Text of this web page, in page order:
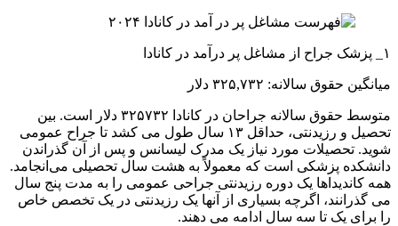
۱_ پزشک جراح از مشاغل پر درآمد در کانادا
میانگین حقوق سالانه: ۳۲۵,۷۳۲ دلار
متوسط ​​حقوق سالانه جراحان در کانادا ۳۲۵۷۳۲ دلار است. بین
تحصیل و رزیدنتی، حداقل ۱۳ سال طول می کشد تا جراح عمومی
شوید. تحصیلات مورد نیاز یک مدرک لیسانس و پس از آن گذراندن
دانشکده پزشکی است که معمولاً به هشت سال تحصیلی می‌انجامد.
همه کاندیداها یک دوره رزیدنتی جراحی عمومی را به مدت پنج سال
می گذرانند، اگرچه بسیاری از آنها یک رزیدنتی در یک تخصص خاص
را برای یک تا سه سال ادامه می دهند.